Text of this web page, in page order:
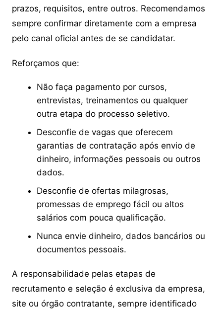
prazos, requisitos, entre outros. Recomendamos
sempre confirmar diretamente com a empresa
pelo canal oficial antes de se candidatar.
Reforçamos que:
Não faça pagamento por cursos,
entrevistas, treinamentos ou qualquer
outra etapa do processo seletivo.
Desconfie de vagas que oferecem
garantias de contratação após envio de
dinheiro, informações pessoais ou outros
dados.
Desconfie de ofertas milagrosas,
promessas de emprego fácil ou altos
salários com pouca qualificação.
Nunca envie dinheiro, dados bancários ou
documentos pessoais.
A responsabilidade pelas etapas de
recrutamento e seleção é exclusiva da empresa,
site ou órgão contratante, sempre identificado